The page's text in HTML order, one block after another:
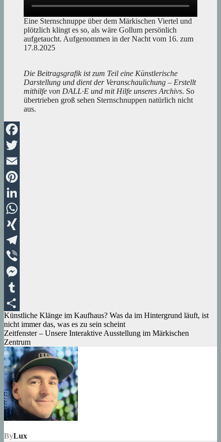
Eine Sternschnuppe über dem Märkischen Viertel und
plötzlich klingt es so, als wäre Gollum persönlich
aufgetaucht. Aufgenommen in der Nacht vom 16. zum
17.8.2025
Die Beitragsgrafik ist zum Teil eine Künstlerische
Darstellung und dient der Veranschaulichung – Erstellt
mithilfe von DALL·E und mit Hilfe unseres Archivs. So
übertrieben groß sehen Sternschnuppen natürlich nicht
aus.
Facebook
Twitter
Email
Pinterest
LinkedIn
WhatsApp
XING
Telegram
Viber
Messenger
Tumblr
Teilen
Beitragsnavigation
Künstliche Klänge im Kaufhaus? Was da im Hintergrund läuft, ist
nicht immer das, was es zu sein scheint
Zeitfenster – Unsere Interaktive Ausstellung im Märkischen
Zentrum
ByLux